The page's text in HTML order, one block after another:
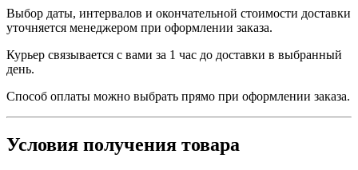
Выбор даты, интервалов и окончательной стоимости доставки
уточняется менеджером при оформлении заказа.
Курьер связывается с вами за 1 час до доставки в выбранный
день.
Способ оплаты можно выбрать прямо при оформлении заказа.
Условия получения товара